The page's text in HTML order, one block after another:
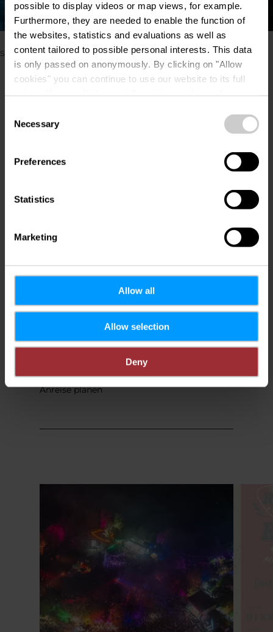
possible to display videos or map views, for example.
Furthermore, they are needed to enable the function of
the websites, statistics and evaluations as well as
content tailored to possible personal interests. This data
is only passed on anonymously. By clicking on "Allow
cookies" you can continue to use our website to its full
time.
Selection
Necessary
Preferences
Statistics
Marketing
Allow all
Allow selection
Deny
IDAfotografias / Lynn Theisen
Alle Bilder anzeigen
Bitte stellen Sie sicher, dass Ihre Cookies aktiviert
sind, falls Sie diesen Inhalt nicht sehen können.
Cookie-Einstellungen ändern
Veranstaltungsort
Adresse:
Anreise planen